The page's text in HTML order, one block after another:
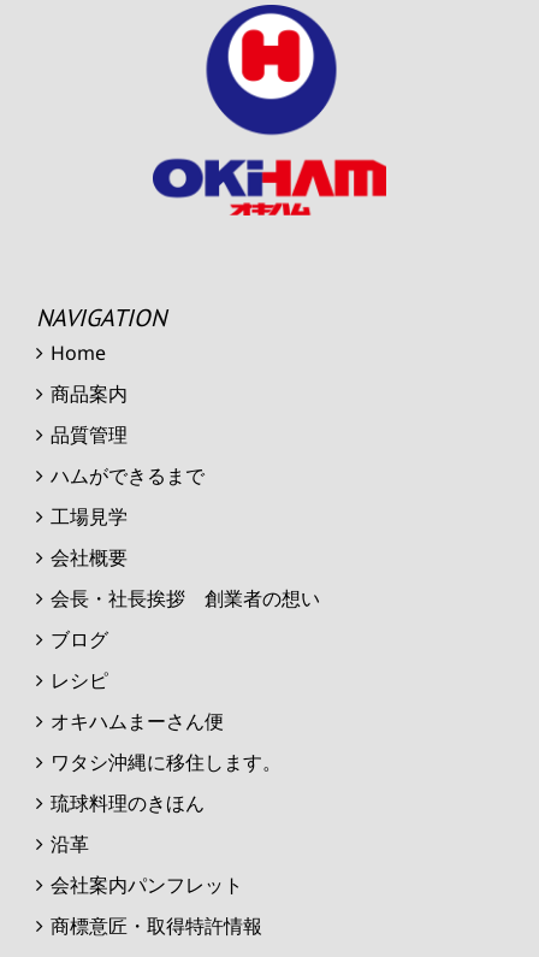
NAVIGATION
Home
商品案内
品質管理
ハムができるまで
工場見学
会社概要
会長・社長挨拶 創業者の想い
ブログ
レシピ
オキハムまーさん便
ワタシ沖縄に移住します。
琉球料理のきほん
沿革
会社案内パンフレット
商標意匠・取得特許情報